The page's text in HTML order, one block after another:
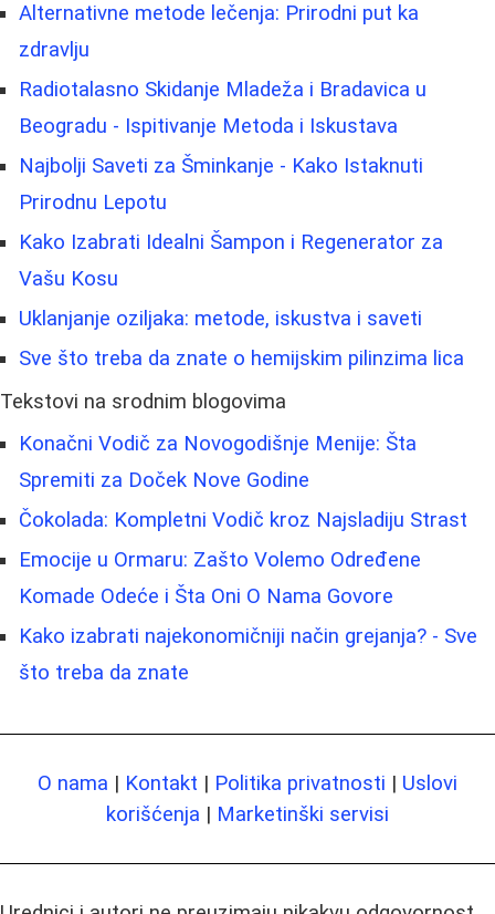
Alternativne metode lečenja: Prirodni put ka
zdravlju
Radiotalasno Skidanje Mladeža i Bradavica u
Beogradu - Ispitivanje Metoda i Iskustava
Najbolji Saveti za Šminkanje - Kako Istaknuti
Prirodnu Lepotu
Kako Izabrati Idealni Šampon i Regenerator za
Vašu Kosu
Uklanjanje oziljaka: metode, iskustva i saveti
Sve što treba da znate o hemijskim pilinzima lica
Tekstovi na srodnim blogovima
Konačni Vodič za Novogodišnje Menije: Šta
Spremiti za Doček Nove Godine
Čokolada: Kompletni Vodič kroz Najsladiju Strast
Emocije u Ormaru: Zašto Volemo Određene
Komade Odeće i Šta Oni O Nama Govore
Kako izabrati najekonomičniji način grejanja? - Sve
što treba da znate
O nama | Kontakt | Politika privatnosti | Uslovi
korišćenja | Marketinški servisi